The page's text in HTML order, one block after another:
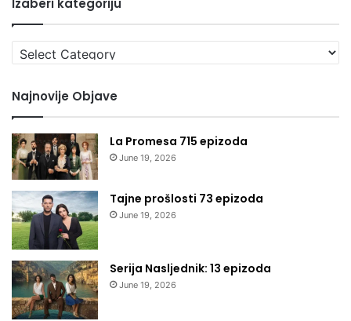
Izaberi kategoriju
Izaberi
kategoriju
Najnovije Objave
La Promesa 715 epizoda
June 19, 2026
Tajne prošlosti 73 epizoda
June 19, 2026
Serija Nasljednik: 13 epizoda
June 19, 2026